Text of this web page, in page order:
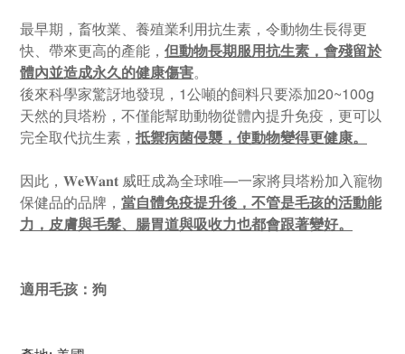
最早期，畜牧業、養殖業利用抗生素，令動物生長得更
快、帶來更高的產能， 但動物長期服用抗生素，會殘留於
體內並造成永久的健康傷害。
後來科學家驚訝地發現，1公噸的飼料只要添加20~100g
天然的貝塔粉，不僅能幫助動物從體內提升免疫，更可以
完全取代抗生素， 抵禦病菌侵襲，使動物變得更健康。
因此，𝐖𝐞𝐖𝐚𝐧𝐭 威旺成為全球唯—一家將貝塔粉加入寵物
保健品的品牌， 當自體免疫提升後，不管是毛孩的活動能
力，皮膚與毛髮、腸胃道與吸收力也都會跟著變好。
適用毛孩：狗